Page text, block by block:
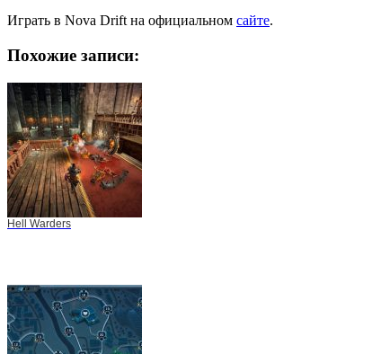
Играть в Nova Drift на официальном сайте.
Похожие записи:
Hell Warders